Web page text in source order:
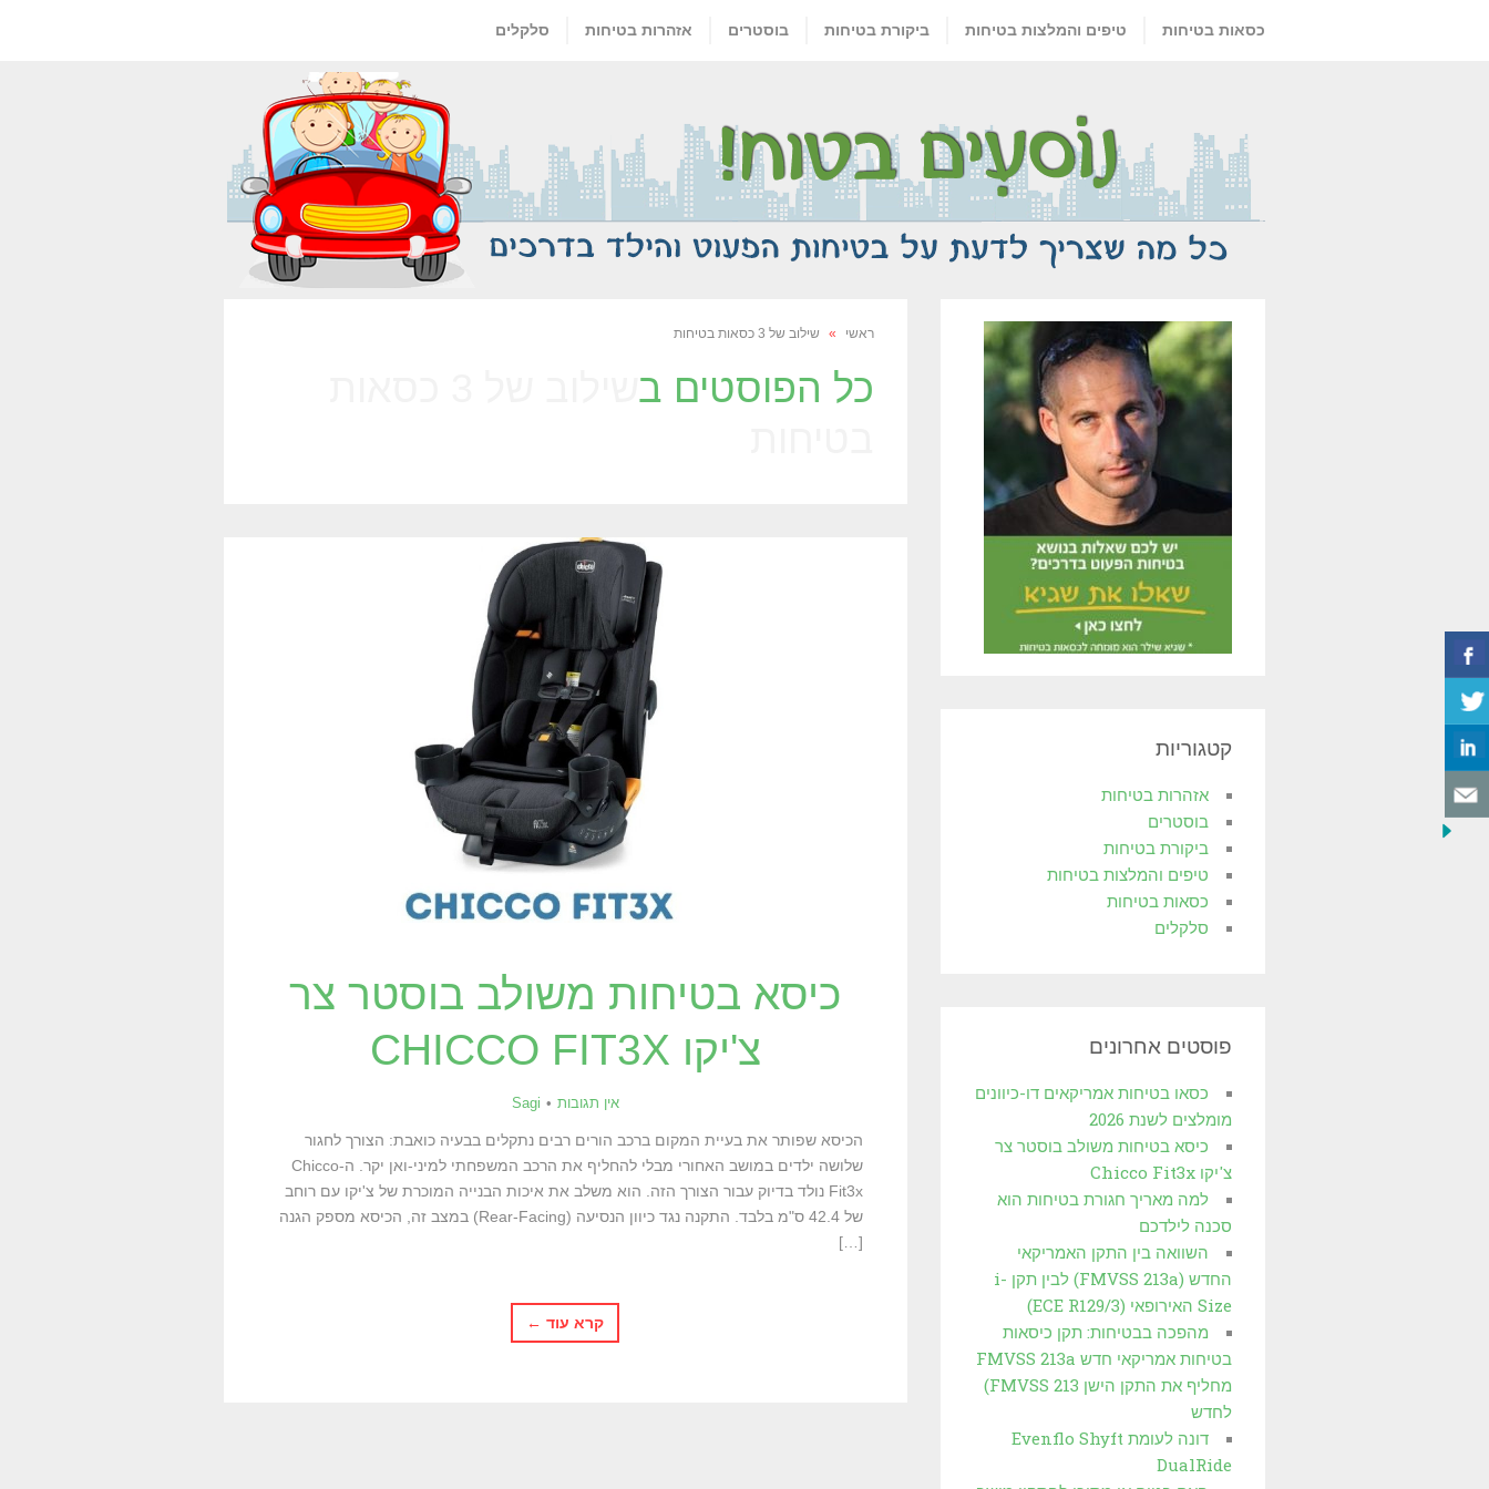
כסאות בטיחות טיפים והמלצות בטיחות ביקורת בטיחות בוסטרים אזהרות בטיחות סלקלים
ראשי » שילוב של 3 כסאות בטיחות
כל הפוסטים ב
כיסא בטיחות משולב בוסטר צר
צ'יקו CHICCO FIT3X
אין תגובות Sagi
הכיסא שפותר את בעיית המקום ברכב הורים רבים נתקלים בבעיה כואבת: הצורך לחגור
שלושה ילדים במושב האחורי מבלי להחליף את הרכב המשפחתי למיני-ואן יקר. ה-Chicco
Fit3x נולד בדיוק עבור הצורך הזה. הוא משלב את איכות הבנייה המוכרת של צ'יקו עם רוחב
של 42.4 ס"מ בלבד. התקנה נגד כיוון הנסיעה (Rear-Facing) במצב זה, הכיסא מספק הגנה
[…]
קרא עוד ←
קטגוריות
אזהרות בטיחות
בוסטרים
ביקורת בטיחות
טיפים והמלצות בטיחות
כסאות בטיחות
סלקלים
פוסטים אחרונים
כסאו בטיחות אמריקאים דו-כיוונים
מומלצים לשנת 2026
כיסא בטיחות משולב בוסטר צר
צ'יקו Chicco Fit3x
למה מאריך חגורת בטיחות הוא
סכנה לילדכם
השוואה בין התקן האמריקאי
החדש (FMVSS 213a) לבין תקן i-
Size האירופאי (3/ECE R129)
מהפכה בבטיחות: תקן כיסאות
בטיחות אמריקאי חדש FMVSS 213a
מחליף את התקן הישן FMVSS 213)
לחדש
דונה לעומת Evenflo Shyft
DualRide